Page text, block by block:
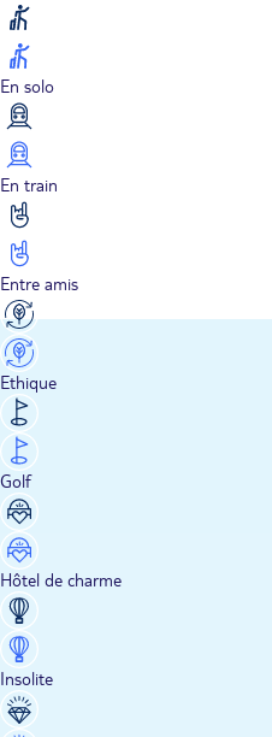
En solo
En train
Entre amis
Ethique
Golf
Hôtel de charme
Insolite